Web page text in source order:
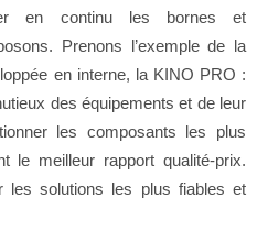
en continu les bornes et
Prenons l’exemple de la
en interne, la KINO PRO :
des équipements et de leur
les composants les plus
le meilleur rapport qualité-prix.
les solutions les plus fiables et